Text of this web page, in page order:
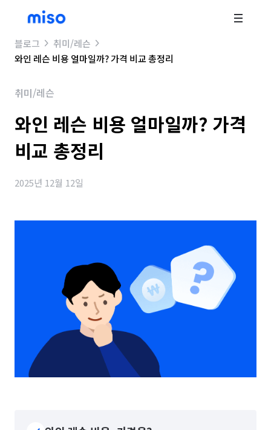
블로그
취미/레슨
와인 레슨 비용 얼마일까? 가격 비교 총정리
취미/레슨
와인 레슨 비용 얼마일까? 가격
비교 총정리
2025년 12월 12일